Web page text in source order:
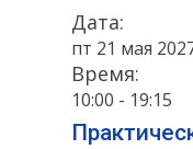
Дата:
пт 21 мая
Время:
10:00 - 19:15